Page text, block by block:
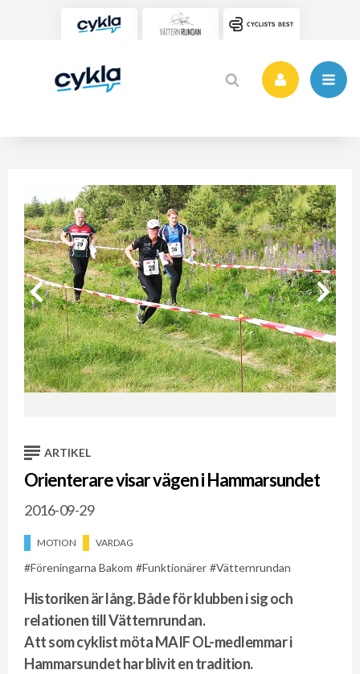
ARTIKEL
Orienterare visar vägen i Hammarsundet
2016-09-29
MOTION VARDAG
Föreningarna Bakom Funktionärer Vätternrundan
Historiken är lång. Både för klubben i sig och
relationen till Vätternrundan.
Att som cyklist möta MAIF OL-medlemmar i
Hammarsundet har blivit en tradition.